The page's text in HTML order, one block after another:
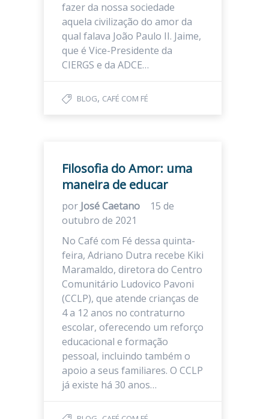
fazer da nossa sociedade
aquela civilização do amor da
qual falava João Paulo II. Jaime,
que é Vice-Presidente da
CIERGS e da ADCE…
BLOG, CAFÉ COM FÉ
Filosofia do Amor: uma
maneira de educar
por José Caetano
15 de
outubro de 2021
No Café com Fé dessa quinta-
feira, Adriano Dutra recebe Kiki
Maramaldo, diretora do Centro
Comunitário Ludovico Pavoni
(CCLP), que atende crianças de
4 a 12 anos no contraturno
escolar, oferecendo um reforço
educacional e formação
pessoal, incluindo também o
apoio a seus familiares. O CCLP
já existe há 30 anos…